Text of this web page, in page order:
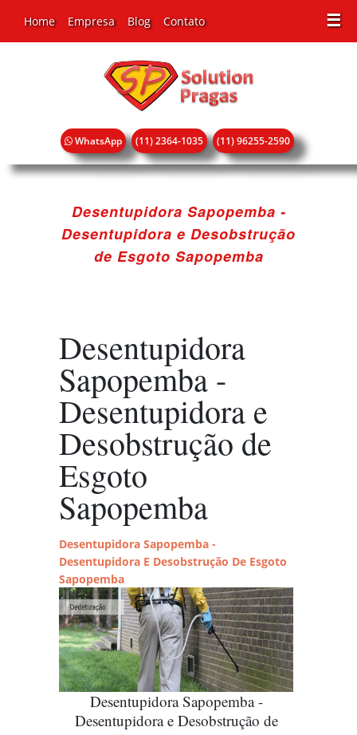
☰
Home Empresa Blog Contato
WhatsApp (11) 2364-1035 (11) 96255-2590
Desentupidora Sapopemba -
Desentupidora e Desobstrução
de Esgoto Sapopemba
Desentupidora
Sapopemba -
Desentupidora e
Desobstrução de
Esgoto
Sapopemba
Desentupidora Sapopemba -
Desentupidora E Desobstrução De Esgoto
Sapopemba
Desentupidora Sapopemba -
Desentupidora e Desobstrução de